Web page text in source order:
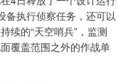
备执行侦察任务，还可以
续的“天空哨兵”，监测
覆盖范围之外的作战单